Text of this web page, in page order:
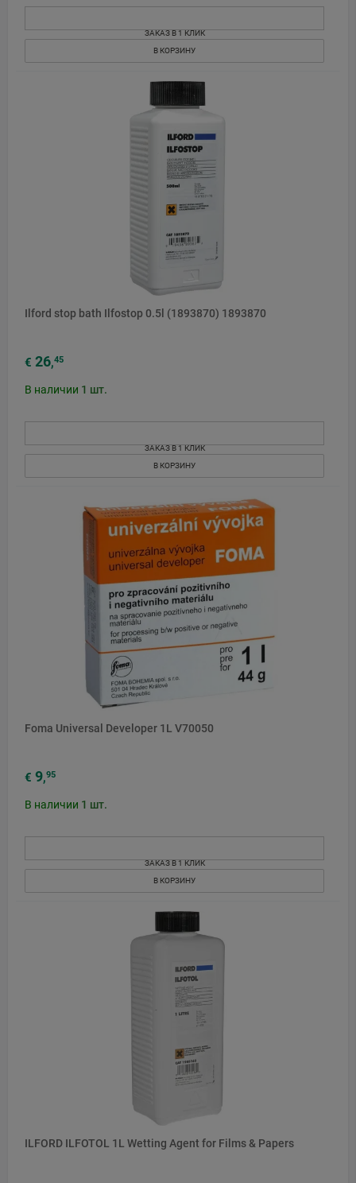
ЗАКАЗ В 1 КЛИК
В КОРЗИНУ
Ilford stop bath Ilfostop 0.5l (1893870) 1893870
€ 26,45
В наличии 1 шт.
ЗАКАЗ В 1 КЛИК
В КОРЗИНУ
Foma Universal Developer 1L V70050
€ 9,95
В наличии 1 шт.
ЗАКАЗ В 1 КЛИК
В КОРЗИНУ
ILFORD ILFOTOL 1L Wetting Agent for Films & Papers